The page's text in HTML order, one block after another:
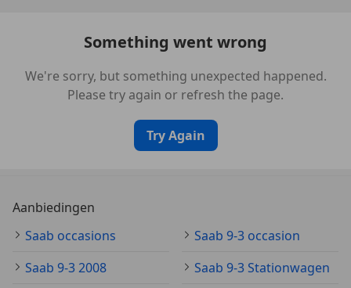
Something went wrong
We're sorry, but something unexpected happened.
Please try again or refresh the page.
Try Again
Aanbiedingen
Saab occasions
Saab 9-3 occasion
Saab 9-3 2008
Saab 9-3 Stationwagen